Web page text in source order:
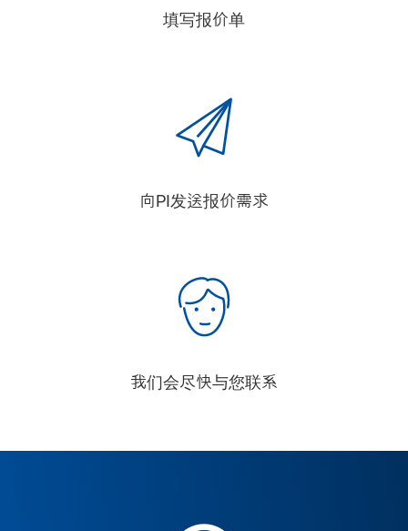
填写报价单
向PI发送报价需求
我们会尽快与您联系